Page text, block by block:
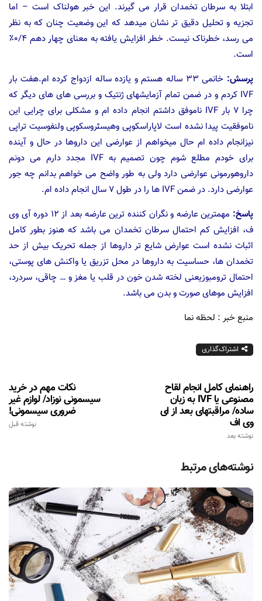
ابتلا به سرطان تخمدان قرار می گیرند. این خبر هولناک است – اما
تجزیه و تحلیل دقیق تر نشان میدهد که این وضعیت چنان که به نظر
می رسد، خطرناک نیست. خطر افزایش یافته به معنای چهار دهم ۰/۴٪
است.
پرسش:
خانمی ۳۳ ساله هستم و یازده ساله ازدواج کرده ام.هفت بار
IVF کردم و در ضمن تمام آزمایشهای ژنتیک و بررسی های های دیگر که
چرا ۷ بار IVF ناموفق داشتم انجام داده ام و مشکلی برای چرایی این
ناموفقیت پیدا نشده است لاپاراسکوپی وھیسٹروسکوپی ولنفوسیت تراپی
نیزانجام داده ام حال میخواهم از عوارضی این داروها در حال و آینده
برای خودم مطلع شوم چون تصمیم به IVF مجدد دارم می دونم
داروهورمونی عوارضی دارد ولی به طور واضح می خواهم بدانم چه جور
عوارضی دارد. در ضمن IVF ها را در طول ۷ سال انجام داده ام.
پاسخ:
مهمترین عارضه و نگران کننده ترین عارضه بعد از ۱۲ دوره آی وی
ف، افزایش کم احتمال سرطان تخمدان می باشد که هنوز بطور کامل
اثبات نشده است عوارض شایع تر داروها از جمله تحریک بیش از حد
تخمدان ها، حساسیت به داروها در محل تزریق یا واکنش های پوستی،
احتمال ترومبوزیعنی لخته شدن خون در قلب یا مغز و … چاقی، سردرد،
افزایش موهای صورت و بدن می باشد.
منبع خبر : لحظه نما
اشتراک‌گذاری
نکات مهم در خرید
سیسمونی نوزاد/ لوازم غیر
ضروری سیسمونی!
نوشته قبل
راهنمای کامل انجام لقاح
مصنوعی یا IVF به زبان
ساده/ مراقبتهای بعد از ای
وی اف
نوشته بعد
نوشته‌های مرتبط